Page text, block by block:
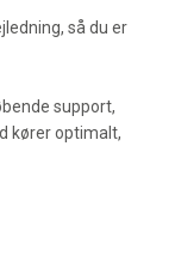
så du er
support,
kører optimalt,